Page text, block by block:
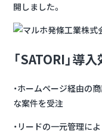
開しました。
「SATORI」導
・ホームページ経由の
な案件を受注
・リードの一元管理に